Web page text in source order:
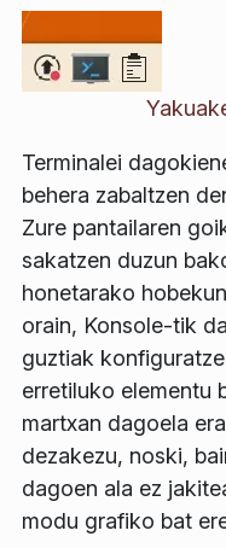
Terminalei
behera zabaltzen
Zure pantailaren
sakatzen duzun
honetarako
orain, Konsole-tik
guztiak
erretiluko elementu
martxan dagoela
dezakezu, noski,
dagoen ala ez
modu grafiko bat